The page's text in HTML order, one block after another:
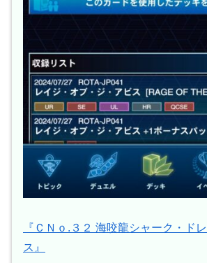
『ＣＮｏ.３２ 海咬龍シャーク・ド
ス』